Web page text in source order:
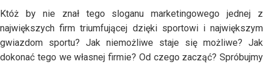
Któż by nie znał tego sloganu marketingowego jednej z
największych firm triumfującej dzięki sportowi i największym
gwiazdom sportu? Jak niemożliwe staje się możliwe? Jak
dokonać tego we własnej firmie? Od czego zacząć? Spróbujmy